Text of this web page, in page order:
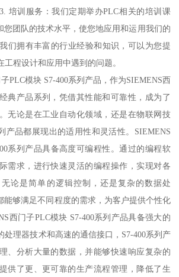
培训服务：我们定期举办PLC相关的培训课
您团队的技术水平，使您地应用和运用我们的
们拥有丰富的行业经验和知识，可以为您提
程设计和应用中遇到的问题。
模块 S7-400系列产品，作为SIEMENS西
典产品系列，凭借其性能和可靠性，成为了
无论是在工业自动化领域，还是在物联网技
产品都展现出的适用性和灵活性。SIEMENS
系列产品具备高度可编程性。通过的编程软
需求，进行快速灵活的编程操作，实现对各
论是简单的逻辑控制，还是复杂的数据处
能够满足不同程度的需求，为客户提供个性化
西门子PLC模块 S7-400系列产品具备强大的
处理器技术和高速的通信接口，S7-400系列产
、分析大量的数据，并能够快速响应复杂的
供了更、更可靠的生产流程管理，降低了生